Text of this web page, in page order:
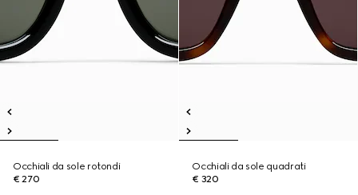
Occhiali da sole rotondi
€ 270
Occhiali da sole quadrati
€ 320